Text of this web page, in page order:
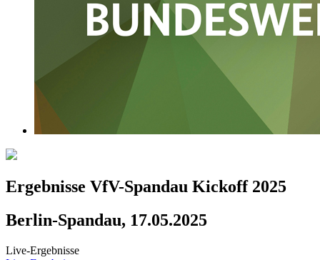
Ergebnisse VfV-Spandau Kickoff 2025
Berlin-Spandau, 17.05.2025
Live-Ergebnisse